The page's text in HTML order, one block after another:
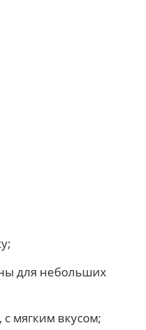
для небольших
мягким вкусом;